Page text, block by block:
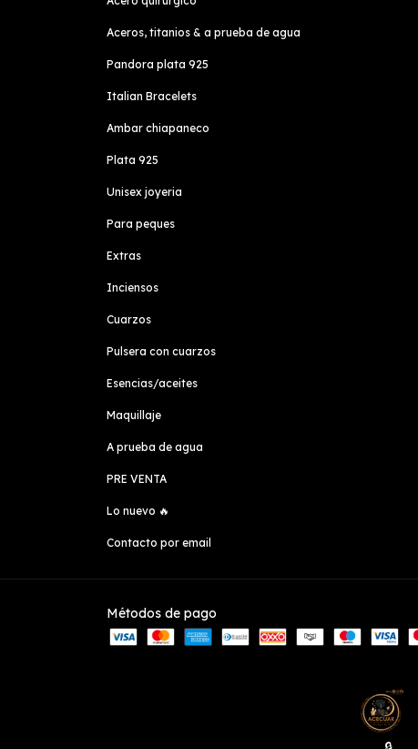
Aceros, titanios & a prueba de agua
Pandora plata 925
Italian Bracelets
Ambar chiapaneco
Plata 925
Unisex joyeria
Para peques
Extras
Inciensos
Cuarzos
Pulsera con cuarzos
Esencias/aceites
Maquillaje
A prueba de agua
PRE VENTA
Lo nuevo 🔥
Contacto por email
Métodos de pago